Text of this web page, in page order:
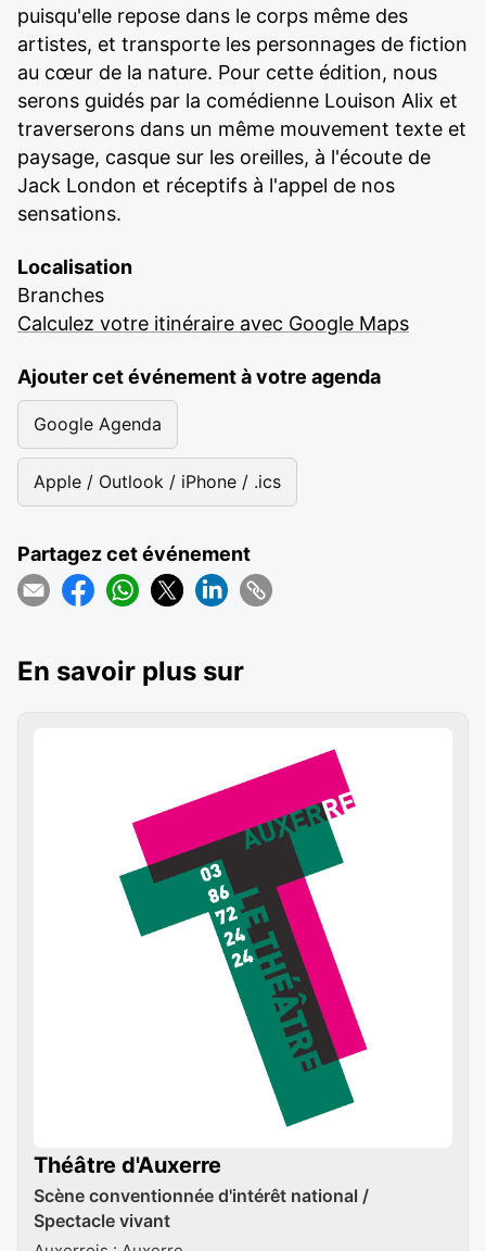
puisqu'elle repose dans le corps même des
artistes, et transporte les personnages de fiction
au cœur de la nature. Pour cette édition, nous
serons guidés par la comédienne Louison Alix et
traverserons dans un même mouvement texte et
paysage, casque sur les oreilles, à l'écoute de
Jack London et réceptifs à l'appel de nos
sensations.
Localisation
Branches
Calculez votre itinéraire avec Google Maps
Ajouter cet événement à votre agenda
Google Agenda
Apple / Outlook / iPhone / .ics
Partagez cet événement
En savoir plus sur
Théâtre d'Auxerre
Scène conventionnée d'intérêt national /
Spectacle vivant